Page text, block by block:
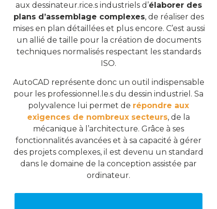
aux dessinateur.rice.s industriels d’élaborer des
plans d’assemblage complexes, de réaliser des
mises en plan détaillées et plus encore. C’est aussi
un allié de taille pour la création de documents
techniques normalisés respectant les standards
ISO.
AutoCAD représente donc un outil indispensable
pour les professionnel.le.s du dessin industriel. Sa
polyvalence lui permet de répondre aux
exigences de nombreux secteurs, de la
mécanique à l’architecture. Grâce à ses
fonctionnalités avancées et à sa capacité à gérer
des projets complexes, il est devenu un standard
dans le domaine de la conception assistée par
ordinateur.